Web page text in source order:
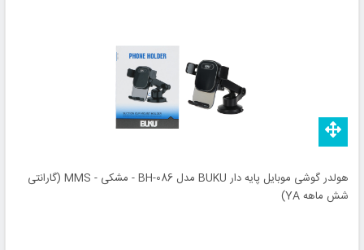
هولدر گوشی موبایل پایه دار BUKU مدل BH-086 - مشکی - MMS (گارانتی
شش ماهه YA)